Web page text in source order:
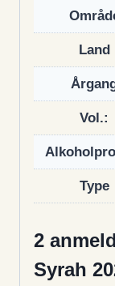
Land
Vol.:
Type
2
Syrah